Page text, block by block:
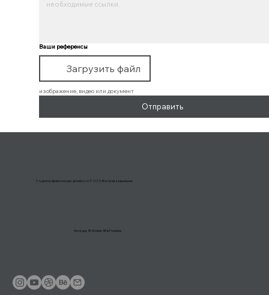
Ваши референсы
Загрузить файл
изображение, видео или документ
Отправить
Студия графики и моушн-дизайна. re © 2025, Все права защищены
Mockups, 3D Models, AR & Freebies